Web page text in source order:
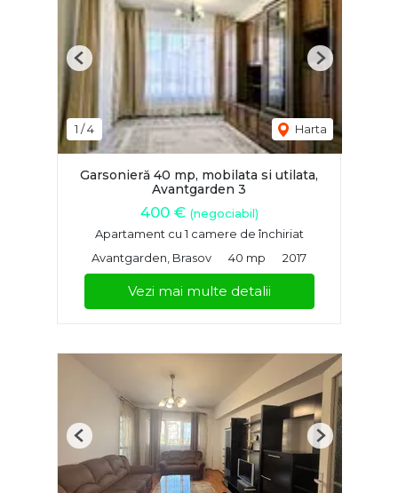
1 /4 Harta
Previous Next
Garsonieră 40 mp, mobilata si utilata,
Avantgarden 3
400 € (negociabil)
Apartament cu 1 camere de închiriat
Avantgarden, Brasov
40 mp 2017
Vezi mai multe detalii
Previous Next